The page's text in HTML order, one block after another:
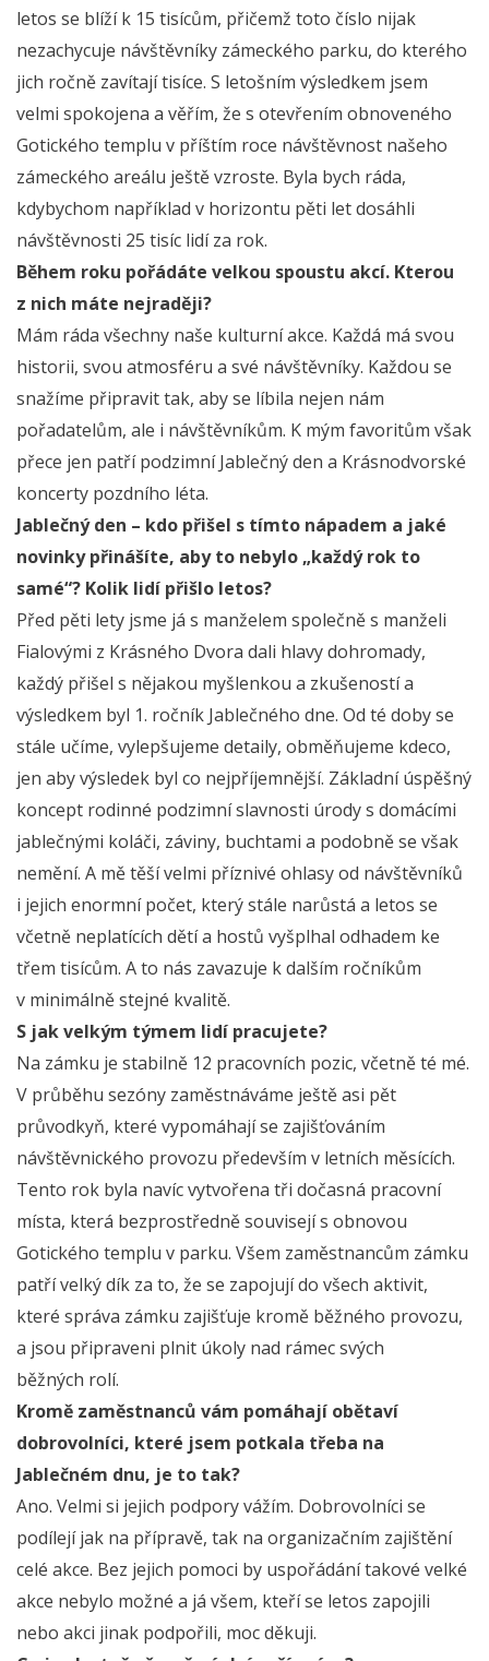
letos se blíží k 15 tisícům, přičemž toto číslo nijak
nezachycuje návštěvníky zámeckého parku, do kterého
jich ročně zavítají tisíce. S letošním výsledkem jsem
velmi spokojena a věřím, že s otevřením obnoveného
Gotického templu v příštím roce návštěvnost našeho
zámeckého areálu ještě vzroste. Byla bych ráda,
kdybychom například v horizontu pěti let dosáhli
návštěvnosti 25 tisíc lidí za rok.
Během roku pořádáte velkou spoustu akcí. Kterou
z nich máte nejraději?
Mám ráda všechny naše kulturní akce. Každá má svou
historii, svou atmosféru a své návštěvníky. Každou se
snažíme připravit tak, aby se líbila nejen nám
pořadatelům, ale i návštěvníkům. K mým favoritům však
přece jen patří podzimní Jablečný den a Krásnodvorské
koncerty pozdního léta.
Jablečný den – kdo přišel s tímto nápadem a jaké
novinky přinášíte, aby to nebylo „každý rok to
samé“? Kolik lidí přišlo letos?
Před pěti lety jsme já s manželem společně s manželi
Fialovými z Krásného Dvora dali hlavy dohromady,
každý přišel s nějakou myšlenkou a zkušeností a
výsledkem byl 1. ročník Jablečného dne. Od té doby se
stále učíme, vylepšujeme detaily, obměňujeme kdeco,
jen aby výsledek byl co nejpříjemnější. Základní úspěšný
koncept rodinné podzimní slavnosti úrody s domácími
jablečnými koláči, záviny, buchtami a podobně se však
nemění. A mě těší velmi příznivé ohlasy od návštěvníků
i jejich enormní počet, který stále narůstá a letos se
včetně neplatících dětí a hostů vyšplhal odhadem ke
třem tisícům. A to nás zavazuje k dalším ročníkům
v minimálně stejné kvalitě.
S jak velkým týmem lidí pracujete?
Na zámku je stabilně 12 pracovních pozic, včetně té mé.
V průběhu sezóny zaměstnáváme ještě asi pět
průvodkyň, které vypomáhají se zajišťováním
návštěvnického provozu především v letních měsících.
Tento rok byla navíc vytvořena tři dočasná pracovní
místa, která bezprostředně souvisejí s obnovou
Gotického templu v parku. Všem zaměstnancům zámku
patří velký dík za to, že se zapojují do všech aktivit,
které správa zámku zajišťuje kromě běžného provozu,
a jsou připraveni plnit úkoly nad rámec svých
běžných rolí.
Kromě zaměstnanců vám pomáhají obětaví
dobrovolníci, které jsem potkala třeba na
Jablečném dnu, je to tak?
Ano. Velmi si jejich podpory vážím. Dobrovolníci se
podílejí jak na přípravě, tak na organizačním zajištění
celé akce. Bez jejich pomoci by uspořádání takové velké
akce nebylo možné a já všem, kteří se letos zapojili
nebo akci jinak podpořili, moc děkuji.